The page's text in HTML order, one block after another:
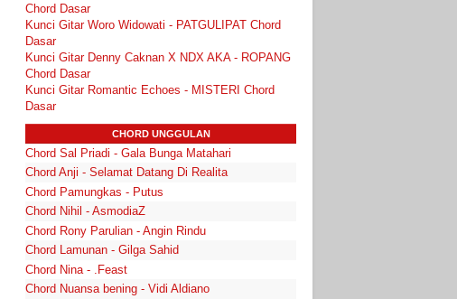
Chord Dasar
Kunci Gitar Woro Widowati - PATGULIPAT Chord
Dasar
Kunci Gitar Denny Caknan X NDX AKA - ROPANG
Chord Dasar
Kunci Gitar Romantic Echoes - MISTERI Chord
Dasar
CHORD UNGGULAN
Chord Sal Priadi - Gala Bunga Matahari
Chord Anji - Selamat Datang Di Realita
Chord Pamungkas - Putus
Chord Nihil - AsmodiaZ
Chord Rony Parulian - Angin Rindu
Chord Lamunan - Gilga Sahid
Chord Nina - .Feast
Chord Nuansa bening - Vidi Aldiano